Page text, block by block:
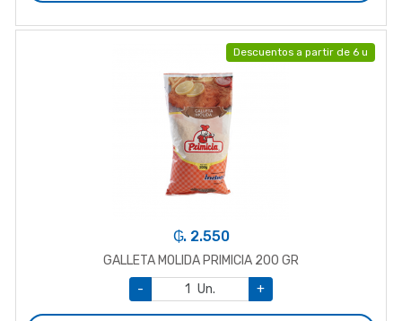
Descuentos a partir de 6 u
₲. 2.550
GALLETA MOLIDA PRIMICIA 200 GR
-
Un. +